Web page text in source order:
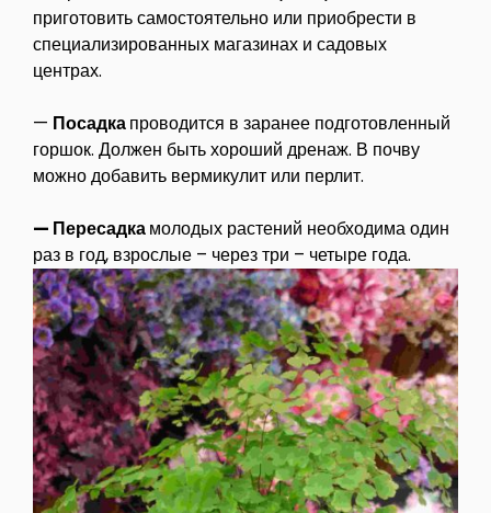
приготовить самостоятельно или приобрести в
специализированных магазинах и садовых
центрах.
— Посадкапроводится в заранее подготовленный
горшок. Должен быть хороший дренаж. В почву
можно добавить вермикулит или перлит.
— Пересадкамолодых растений необходима один
раз в год, взрослые – через три – четыре года.